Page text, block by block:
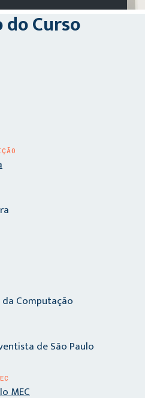
Curso
Computação
de São Paulo
MEC